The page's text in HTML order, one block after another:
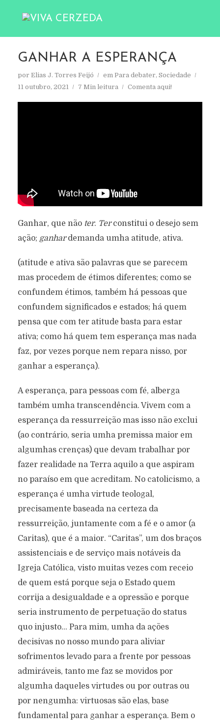
GANHAR A ESPERANÇA
por Elias J. Torres Feijó em Para debater, Sociedade
11 outubro, 2021
7 Min leitura Comenta aqui!
Ganhar, que não ter. Terconstitui o desejo sem
ação; ganhardemanda umha atitude, ativa.
(atitude e ativa são palavras que se parecem
mas procedem de étimos diferentes; como se
confundem étimos, também há pessoas que
confundem significados e estados; há quem
pensa que com ter atitude basta para estar
ativa; como há quem tem esperança mas nada
faz, por vezes porque nem repara nisso, por
ganhar a esperança).
A esperança, para pessoas com fé, alberga
também umha transcendência. Vivem com a
esperança da ressurreição mas isso não exclui
(ao contrário, seria umha premissa maior em
algumhas crenças) que devam trabalhar por
fazer realidade na Terra aquilo a que aspiram
no paraíso em que acreditam. No catolicismo, a
esperança é umha virtude teologal,
precisamente baseada na certeza da
ressurreição, juntamente com a fé e o amor (a
Caritas), que é a maior. “Caritas”, um dos braços
assistenciais e de serviço mais notáveis da
Igreja Católica, visto muitas vezes com receio
de quem está porque seja o Estado quem
corrija a desigualdade e a opressão e porque
seria instrumento de perpetuação do status
quo injusto… Para mim, umha da ações
decisivas no nosso mundo para aliviar
sofrimentos levado para a frente por pessoas
admiráveis, tanto me faz se movidos por
algumha daqueles virtudes ou por outras ou
por nengumha: virtuosas são elas, base
fundamental para ganhar a esperança. Bem o